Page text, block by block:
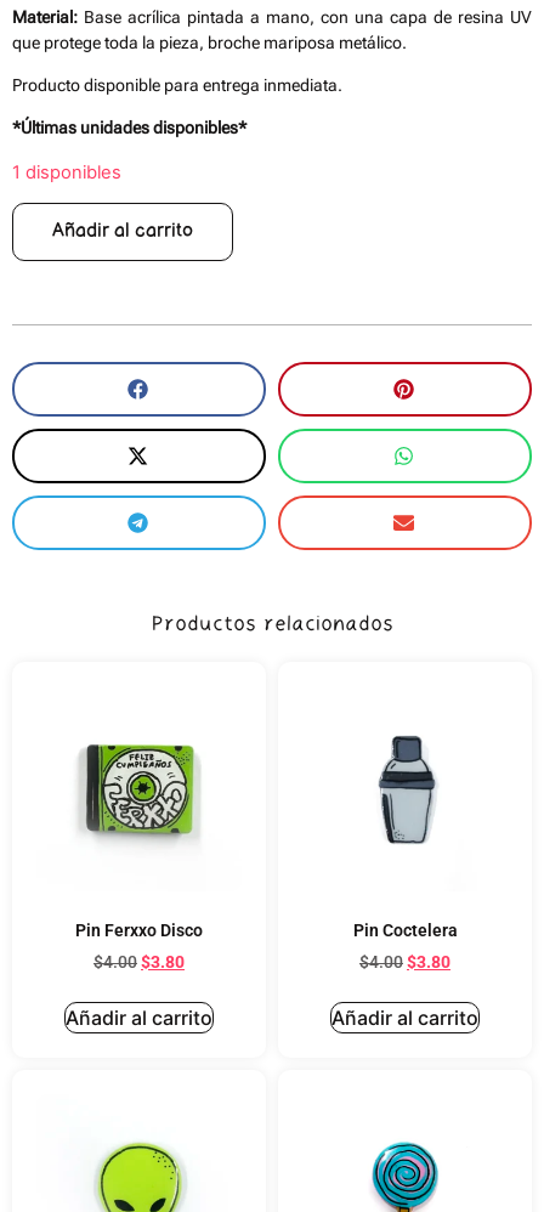
Material: Base acrílica pintada a mano, con una capa de resina UV
que protege toda la pieza, broche mariposa metálico.
Producto disponible para entrega inmediata.
*Últimas unidades disponibles*
1 disponibles
Añadir al carrito
Productos relacionados
Pin Ferxxo Disco
$4.00$3.80
Añadir al carrito
Pin Coctelera
$4.00$3.80
Añadir al carrito